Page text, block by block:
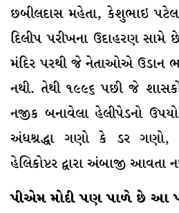
છબીલદાસ મહેતા, કેશુભાઇ
દિલીપ પરીખના ઉદાહરણ
મંદિર પરથી જે નેતાઓએ ઉડાન
નથી. તેથી ૧૯૯૬ પછી જે
નજીક બનાવેલા હેલીપેડનો
અંધશ્રદ્ધા ગણો કે ડર
હેલિકોપ્ટર દ્વારા અંબાજી આવતા
પીએમ મોદી પણ પાળે છે આ